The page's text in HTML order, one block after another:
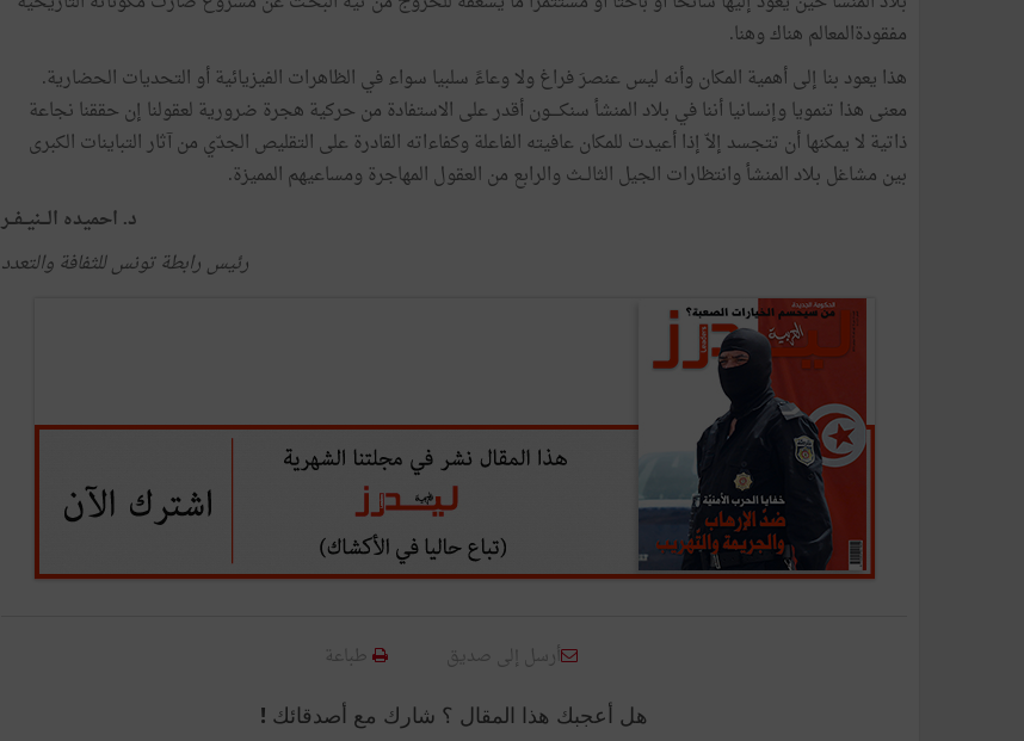
مفقودةالمعالم هناكوهنا.
هذا يعود بنا إلىأهمية المكان وأنه ليس عنصرَفراغ ولا وعاءً سلبيا سواء في الظاهرات الفيزيائية أو التحديات الحضارية.
معنى هذا تنمويا وإنسانياأننا في بلاد المنشأسنكــــونأقدرعلى الاستفادة من حركية هجرة ضرورية لعقولنا إن حققنا نجاعة
ذاتية لا يمكنهاأن تتجسد إلاّإذاأعيدت للمكان عافيته الفاعلة وكفاءاته القادرة على التقليص الجدّي منآثارالتباينات الكبرى
بين مشاغل بلاد المنشأوانتظارات الجيل الثالــث والرابع من العقول المهاجرة ومساعيهم المميزة.
د. احميده الـــنيــفــر
رئيس رابطةتونسللثفافة والتعدد
أرسل إلى صديق طباعة
هل أعجبك هذا المقال ؟ شارك مع أصدقائك !